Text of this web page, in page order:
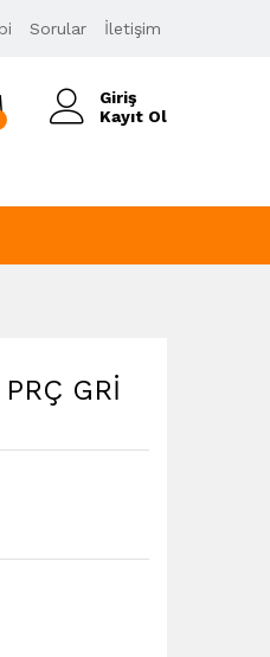
Sorular İletişim
Giriş
Kayıt Ol
GRİ
8.066,00